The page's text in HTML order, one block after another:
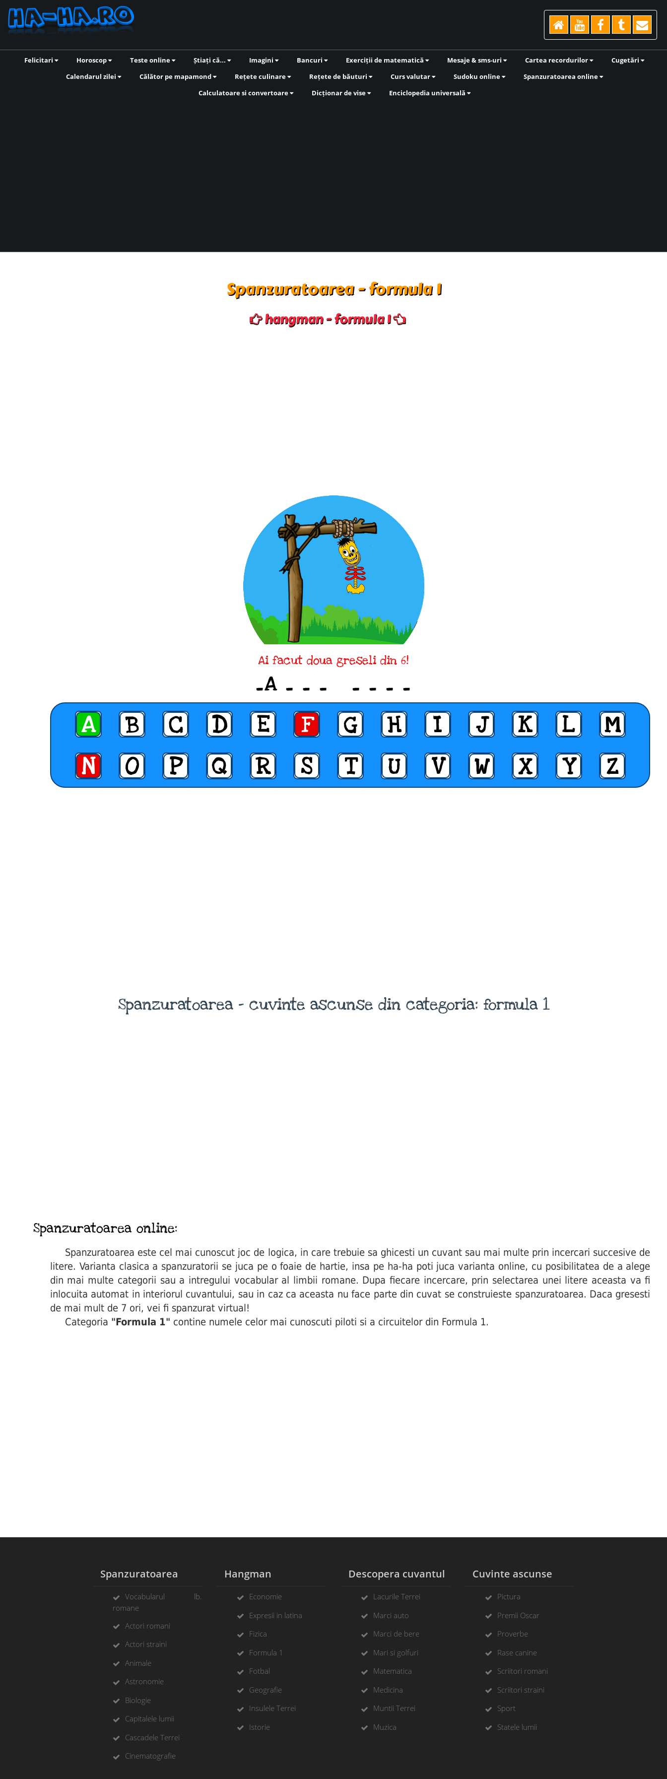
Felicitari Horoscop Teste online Știați că... Imagini Bancuri Exerciții de matematică Mesaje & sms-uri Cartea recordurilor
Cugetări
Calendarul zilei
Călător pe mapamond Rețete culinare Rețete de băuturi Curs valutar Sudoku online
Spanzuratoarea online
Calculatoare si convertoare
Dicționar de vise Enciclopedia universală
Spanzuratoarea - formula 1
hangman - formula 1
Ai facut doua greseli din 6!
_A _ _ _ _ _ _ _
A B C D E F G H I J K L
M
N
O P Q R S T U V W X Y Z
Spanzuratoarea - cuvinte ascunse din categoria: formula 1
Spanzuratoarea online:
Spanzuratoarea este cel mai cunoscut joc de logica, in care trebuie sa ghicesti un cuvant sau mai multe prin incercari succesive de
litere. Varianta clasica a spanzuratorii se juca pe o foaie de hartie, insa pe ha-ha poti juca varianta online, cu posibilitatea de a alege
din mai multe categorii sau a intregului vocabular al limbii romane. Dupa fiecare incercare, prin selectarea unei litere aceasta va fi
inlocuita automat in interiorul cuvantului, sau in caz ca aceasta nu face parte din cuvat se construieste spanzuratoarea. Daca gresesti
de mai mult de 7 ori, vei fi spanzurat virtual!
Categoria "Formula 1" contine numele celor mai cunoscuti piloti si a circuitelor din Formula 1.
Spanzuratoarea
Vocabularul lb.
romane
Actori romani
Actori straini
Animale
Astronomie
Biologie
Capitalele lumii
Cascadele Terrei
Cinematografie
Hangman
Economie
Expresii in latina
Fizica
Formula 1
Fotbal
Geografie
Insulele Terrei
Istorie
Descopera cuvantul
Lacurile Terrei
Marci auto
Marci de bere
Mari si golfuri
Matematica
Medicina
Muntii Terrei
Muzica
Cuvinte ascunse
Pictura
Premii Oscar
Proverbe
Rase canine
Scriitori romani
Scriitori straini
Sport
Statele lumii